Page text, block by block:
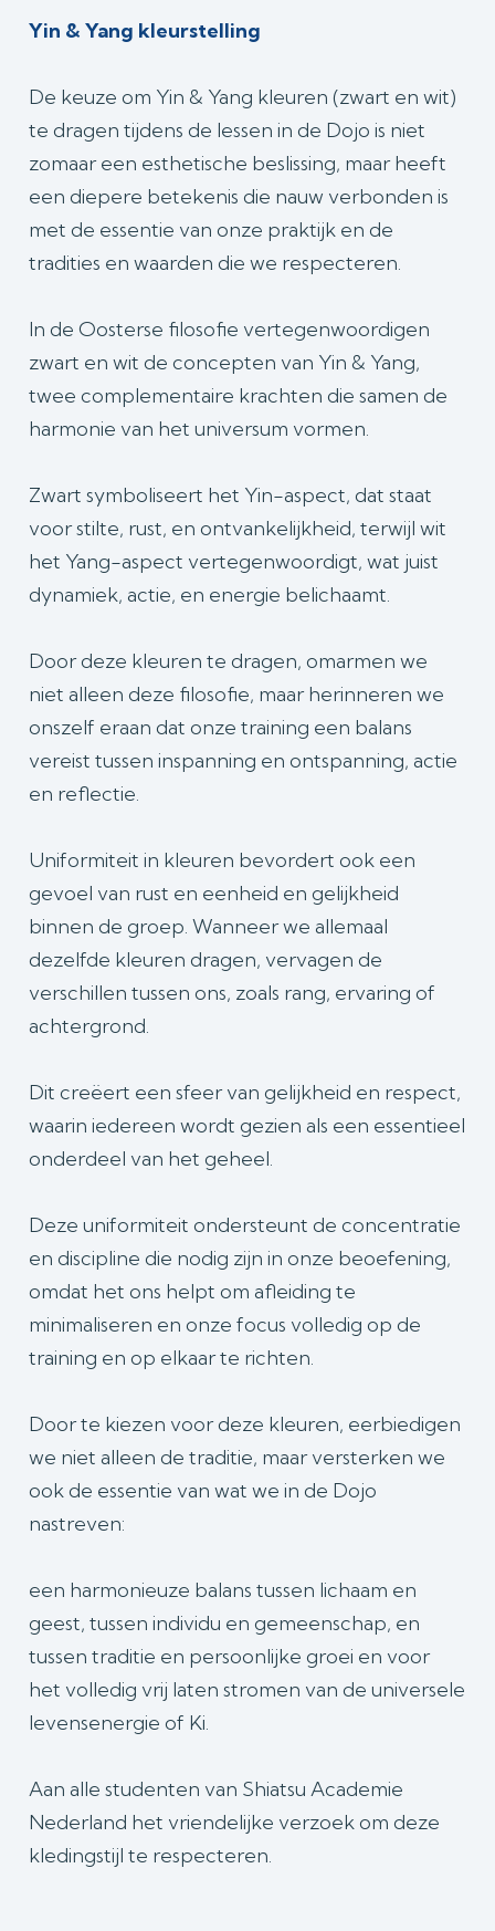
Yin & Yang kleurstelling
De keuze om Yin & Yang kleuren (zwart en wit)
te dragen tijdens de lessen in de Dojo is niet
zomaar een esthetische beslissing, maar heeft
een diepere betekenis die nauw verbonden is
met de essentie van onze praktijk en de
tradities en waarden die we respecteren.
In de Oosterse filosofie vertegenwoordigen
zwart en wit de concepten van Yin & Yang,
twee complementaire krachten die samen de
harmonie van het universum vormen.
Zwart symboliseert het Yin-aspect, dat staat
voor stilte, rust, en ontvankelijkheid, terwijl wit
het Yang-aspect vertegenwoordigt, wat juist
dynamiek, actie, en energie belichaamt.
Door deze kleuren te dragen, omarmen we
niet alleen deze filosofie, maar herinneren we
onszelf eraan dat onze training een balans
vereist tussen inspanning en ontspanning, actie
en reflectie.
Uniformiteit in kleuren bevordert ook een
gevoel van rust en eenheid en gelijkheid
binnen de groep. Wanneer we allemaal
dezelfde kleuren dragen, vervagen de
verschillen tussen ons, zoals rang, ervaring of
achtergrond.
Dit creëert een sfeer van gelijkheid en respect,
waarin iedereen wordt gezien als een essentieel
onderdeel van het geheel.
Deze uniformiteit ondersteunt de concentratie
en discipline die nodig zijn in onze beoefening,
omdat het ons helpt om afleiding te
minimaliseren en onze focus volledig op de
training en op elkaar te richten.
Door te kiezen voor deze kleuren, eerbiedigen
we niet alleen de traditie, maar versterken we
ook de essentie van wat we in de Dojo
nastreven:
een harmonieuze balans tussen lichaam en
geest, tussen individu en gemeenschap, en
tussen traditie en persoonlijke groei en voor
het volledig vrij laten stromen van de universele
levensenergie of Ki.
Aan alle studenten van Shiatsu Academie
Nederland het vriendelijke verzoek om deze
kledingstijl te respecteren.